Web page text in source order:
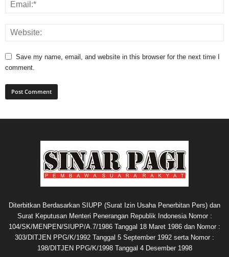
Save my name, email, and website in this browser for the next time I
comment.
Diterbitkan Berdasarkan SIUPP (Surat Izin Usaha Penerbitan Pers) dan
Surat Keputusan Menteri Penerangan Republik Indonesia Nomor :
104/SK/MENPEN/SIUPP/A.7/1986 Tanggal 18 Maret 1986 dan Nomor :
303/DITJEN PPG/K/1992 Tanggal 5 September 1992 serta Nomor :
198/DITJEN PPG/K/1998 Tanggal 4 Desember 1998